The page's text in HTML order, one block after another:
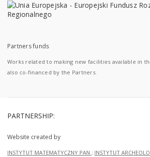
Partners funds
Works related to making new facilities available in
also co-financed by the Partners.
PARTNERSHIP:
Website created by
INSTYTUT MATEMATYCZNY PAN ; INSTYTUT